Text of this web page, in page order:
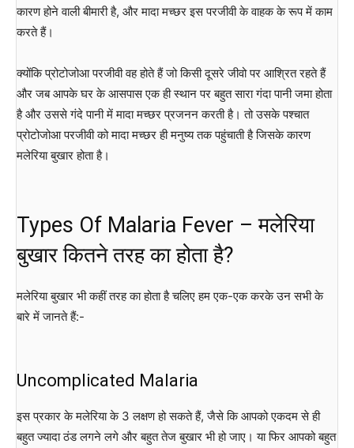
कारण होने वाली बीमारी है, और मादा मच्छर इस परजीवी के वाहक के रूप में काम
करते हैं।
क्योंकि प्रोटोजोआ परजीवी वह होते हैं जो किसी दूसरे जीवो पर आश्रित रहते हैं
और जब आपके घर के आसपास एक ही स्थान पर बहुत सारा गंदा पानी जमा होता
है और उससे गंदे पानी में मादा मच्छर प्रजनन करती है। तो उसके पश्चात
प्रोटोजोआ परजीवी को मादा मच्छर ही मनुष्य तक पहुंचाती है जिसके कारण
मलेरिया बुखार होता है।
Types Of Malaria Fever – मलेरिया
बुखार कितने तरह का होता है?
मलेरिया बुखार भी कहीं तरह का होता है चलिए हम एक-एक करके उन सभी के
बारे में जानते हैं:-
Uncomplicated Malaria
इस प्रकार के मलेरिया के 3 लक्षण हो सकते हैं, जैसे कि आपको एकदम से ही
बहुत ज्यादा ठंड लगने लगे और बहुत तेज बुखार भी हो जाए। या फिर आपको बहुत